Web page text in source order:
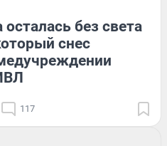
без света
снес
117